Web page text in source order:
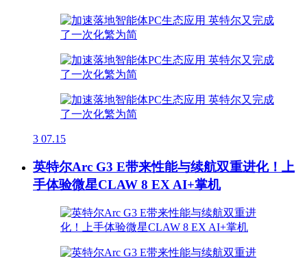
3 07.15
英特尔Arc G3 E带来性能与续航双重进化！上
手体验微星CLAW 8 EX AI+掌机